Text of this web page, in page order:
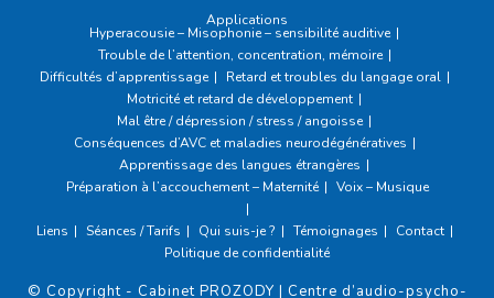
Applications
Hyperacousie – Misophonie – sensibilité auditive
Trouble de l’attention, concentration, mémoire
Difficultés d’apprentissage
Retard et troubles du langage oral
Motricité et retard de développement
Mal être / dépression / stress / angoisse
Conséquences d’AVC et maladies neurodégénératives
Apprentissage des langues étrangères
Préparation à l’accouchement – Maternité
Voix – Musique
Liens Séances / Tarifs Qui suis-je ? Témoignages
Contact
Politique de confidentialité
© Copyright - Cabinet PROZODY | Centre d’audio-psycho-